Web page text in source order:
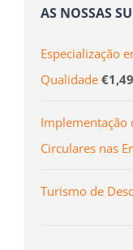
AS NOSSAS
Especialização
Qualidade €
Implementação
Circulares nas
Turismo de